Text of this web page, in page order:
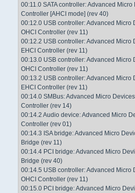
00:11.0 SATA controller: Advanced Micro
Controller [AHCI mode] (rev 40)
00:12.0 USB controller: Advanced Micro
OHCI Controller (rev 11)
00:12.2 USB controller: Advanced Micro
EHCI Controller (rev 11)
00:13.0 USB controller: Advanced Micro
OHCI Controller (rev 11)
00:13.2 USB controller: Advanced Micro
EHCI Controller (rev 11)
00:14.0 SMBus: Advanced Micro
Controller (rev 14)
00:14.2 Audio device: Advanced Micro
Controller (rev 01)
00:14.3 ISA bridge: Advanced Micro
Bridge (rev 11)
00:14.4 PCI bridge: Advanced Micro
Bridge (rev 40)
00:14.5 USB controller: Advanced Micro
OHCI Controller (rev 11)
00:15.0 PCI bridge: Advanced Micro